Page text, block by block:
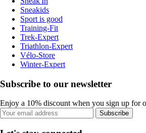
Sneakids
Sport is good
Training-Fit
Trek-Expert
Triathlon-Expert
Vélo-Store
Winter-Expert
Subscribe to our newsletter
Enjoy a 10% discount when you sign up for
Subscribe